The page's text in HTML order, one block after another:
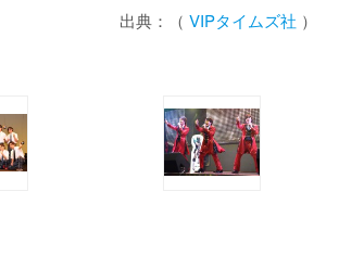
出典：（ VIPタイムズ社 ）